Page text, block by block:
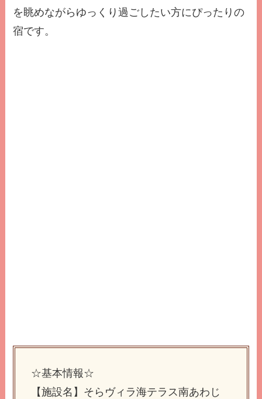
を眺めながらゆっくり過ごしたい方にぴったりの
宿です。
☆基本情報☆
【施設名】そらヴィラ海テラス南あわじ